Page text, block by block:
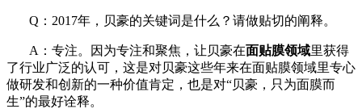
Q：2017年，贝豪的关键词是什么？请做贴切的阐释。
A：专注。因为专注和聚焦，让贝豪在面贴膜领域里获得
了行业广泛的认可，这是对贝豪这些年来在面贴膜领域里专心
做研发和创新的一种价值肯定，也是对“贝豪，只为面膜而
生”的最好诠释。